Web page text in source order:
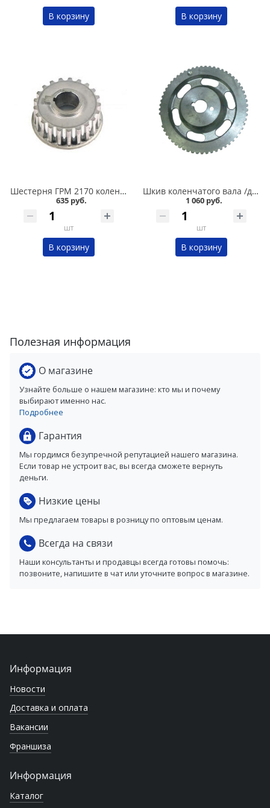
В корзину В корзину
Шестерня ГРМ 2170 коленчатого вала малая ДААЗ в Кургане
635 руб.
шт
В корзину
Шкив коленчатого вала /демпфер/ 2108-099,2110-011,2113-015,11180,2190 /8-ми кл./ чугун в Кургане
1 060 руб.
шт
В корзину
Полезная информация
О магазине
Узнайте больше о нашем магазине: кто мы и почему
выбирают именно нас.
Подробнее
Гарантия
Мы гордимся безупречной репутацией нашего магазина.
Если товар не устроит вас, вы всегда сможете вернуть
деньги.
Низкие цены
Мы предлагаем товары в розницу по оптовым ценам.
Всегда на связи
Наши консультанты и продавцы всегда готовы помочь:
позвоните, напишите в чат или уточните вопрос в магазине.
Информация
Новости
Доставка и оплата
Вакансии
Франшиза
Информация
Каталог